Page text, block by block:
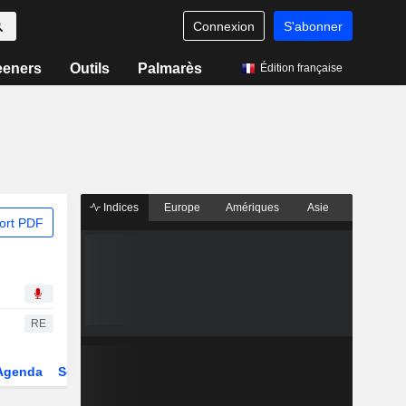
Connexion S'abonner
Outils Palmarès Édition française
PDF
RE
Secteur
Indices Europe Amériques Asie